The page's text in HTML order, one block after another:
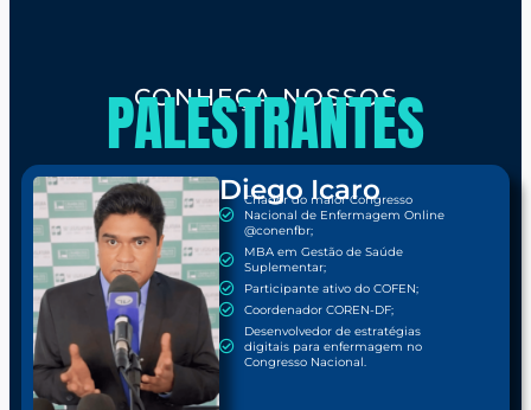
CONHEÇA NOSSOS
PALESTRANTES
Diego Icaro
Criador do maior Congresso
Nacional de Enfermagem Online
@conenfbr;
MBA em Gestão de Saúde
Suplementar;
Participante ativo do COFEN;
Coordenador COREN-DF;
Desenvolvedor de estratégias
digitais para enfermagem no
Congresso Nacional.